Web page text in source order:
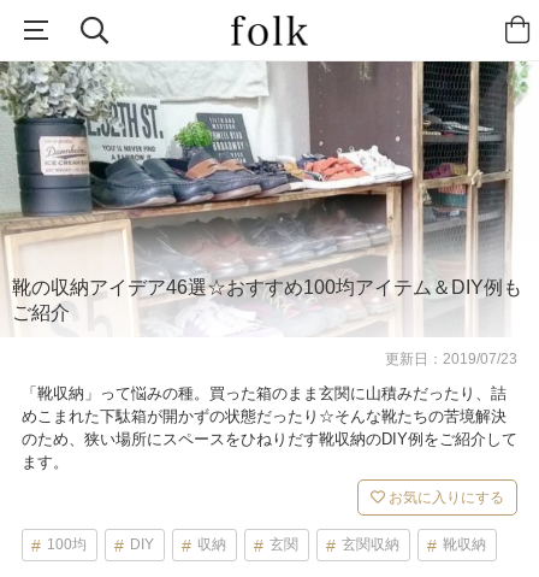
靴の収納アイデア46選☆おすすめ100均アイテム＆DIY例も
ご紹介
更新日：2019/07/23
「靴収納」って悩みの種。買った箱のまま玄関に山積みだったり、詰
めこまれた下駄箱が開かずの状態だったり☆そんな靴たちの苦境解決
のため、狭い場所にスペースをひねりだす靴収納のDIY例をご紹介して
ます。
お気に入りにする
100均 DIY 収納 玄関 玄関収納 靴収納